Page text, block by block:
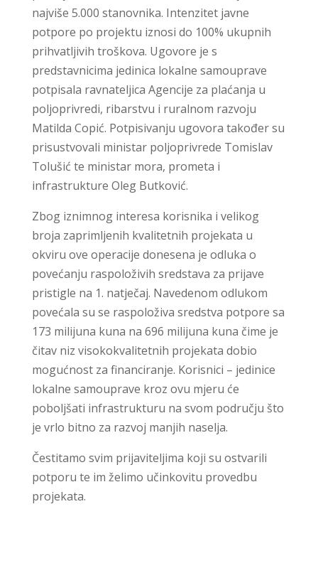
najviše 5.000 stanovnika. Intenzitet javne
potpore po projektu iznosi do 100% ukupnih
prihvatljivih troškova. Ugovore je s
predstavnicima jedinica lokalne samouprave
potpisala ravnateljica Agencije za plaćanja u
poljoprivredi, ribarstvu i ruralnom razvoju
Matilda Copić. Potpisivanju ugovora također su
prisustvovali ministar poljoprivrede Tomislav
Tolušić te ministar mora, prometa i
infrastrukture Oleg Butković.
Zbog iznimnog interesa korisnika i velikog
broja zaprimljenih kvalitetnih projekata u
okviru ove operacije donesena je odluka o
povećanju raspoloživih sredstava za prijave
pristigle na 1. natječaj. Navedenom odlukom
povećala su se raspoloživa sredstva potpore sa
173 milijuna kuna na 696 milijuna kuna čime je
čitav niz visokokvalitetnih projekata dobio
mogućnost za financiranje. Korisnici – jedinice
lokalne samouprave kroz ovu mjeru će
poboljšati infrastrukturu na svom području što
je vrlo bitno za razvoj manjih naselja.
Čestitamo svim prijaviteljima koji su ostvarili
potporu te im želimo učinkovitu provedbu
projekata.